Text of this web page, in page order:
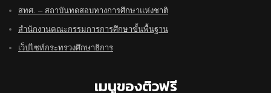
สทศ. – สถาบันทดสอบทางการศึกษาแห่งชาติ
สำนักงานคณะกรรมการการศึกษาขั้นพื้นฐาน
เว็ปไซท์กระทรวงศึกษาธิการ
เมนูของติวฟรี